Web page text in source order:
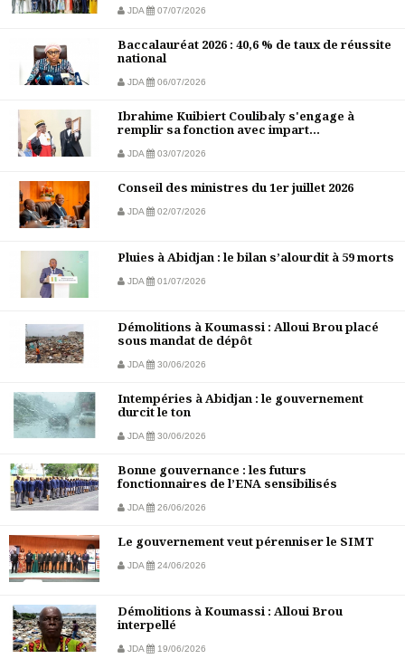
JDA 07/07/2026
Baccalauréat 2026 : 40,6 % de taux de réussite
national
JDA 06/07/2026
Ibrahime Kuibiert Coulibaly s'engage à
remplir sa fonction avec impart...
JDA 03/07/2026
Conseil des ministres du 1er juillet 2026
JDA 02/07/2026
Pluies à Abidjan : le bilan s’alourdit à 59 morts
JDA 01/07/2026
Démolitions à Koumassi : Alloui Brou placé
sous mandat de dépôt
JDA 30/06/2026
Intempéries à Abidjan : le gouvernement
durcit le ton
JDA 30/06/2026
Bonne gouvernance : les futurs
fonctionnaires de l’ENA sensibilisés
JDA 26/06/2026
Le gouvernement veut pérenniser le SIMT
JDA 24/06/2026
Démolitions à Koumassi : Alloui Brou
interpellé
JDA 19/06/2026